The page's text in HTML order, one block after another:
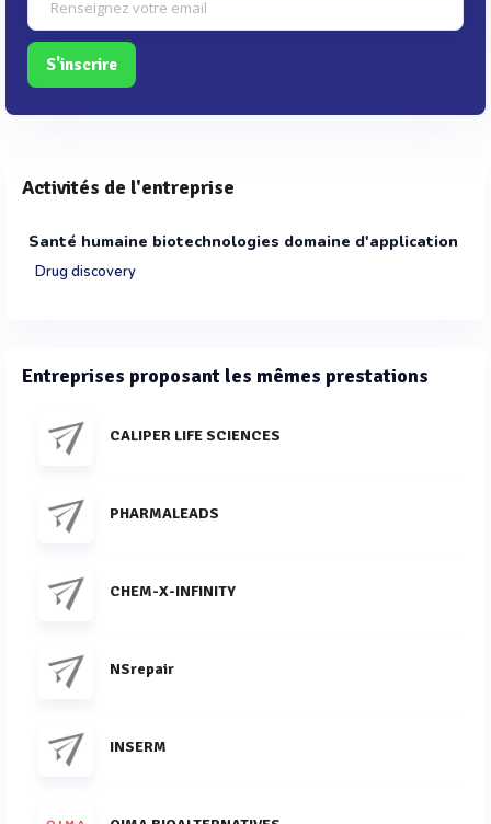
S'inscrire
Activités de l'entreprise
Santé humaine biotechnologies domaine d'application
Drug discovery
Entreprises proposant les mêmes prestations
CALIPER LIFE SCIENCES
PHARMALEADS
CHEM-X-INFINITY
NSrepair
INSERM